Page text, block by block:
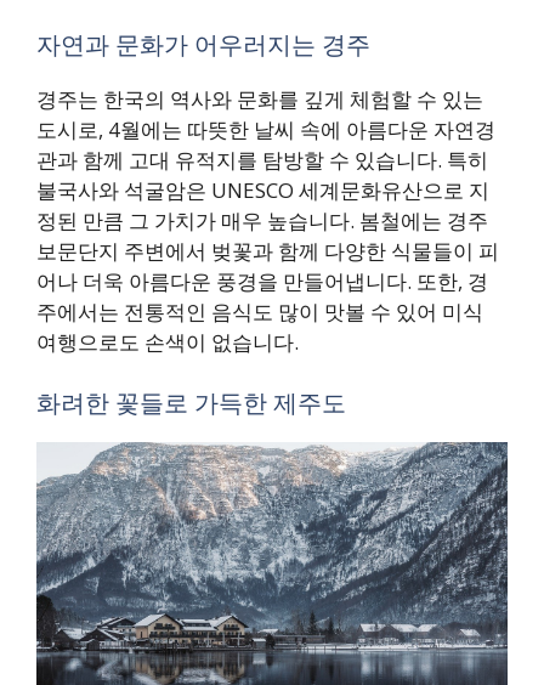
자연과 문화가 어우러지는 경주
경주는 한국의 역사와 문화를 깊게 체험할 수 있는
도시로, 4월에는 따뜻한 날씨 속에 아름다운 자연경
관과 함께 고대 유적지를 탐방할 수 있습니다. 특히
불국사와 석굴암은 UNESCO 세계문화유산으로 지
정된 만큼 그 가치가 매우 높습니다. 봄철에는 경주
보문단지 주변에서 벚꽃과 함께 다양한 식물들이 피
어나 더욱 아름다운 풍경을 만들어냅니다. 또한, 경
주에서는 전통적인 음식도 많이 맛볼 수 있어 미식
여행으로도 손색이 없습니다.
화려한 꽃들로 가득한 제주도